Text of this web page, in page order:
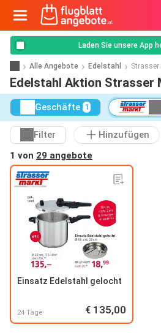
Laden Sie unsere App
Alle Angebote Edelstahl Strasser
Edelstahl Aktion Strasser
Geschäfte 1
Filter
Hinzufügen
1 von 29 angebote
Einsatz Edelstahl gelocht
24 Tage € 135,00